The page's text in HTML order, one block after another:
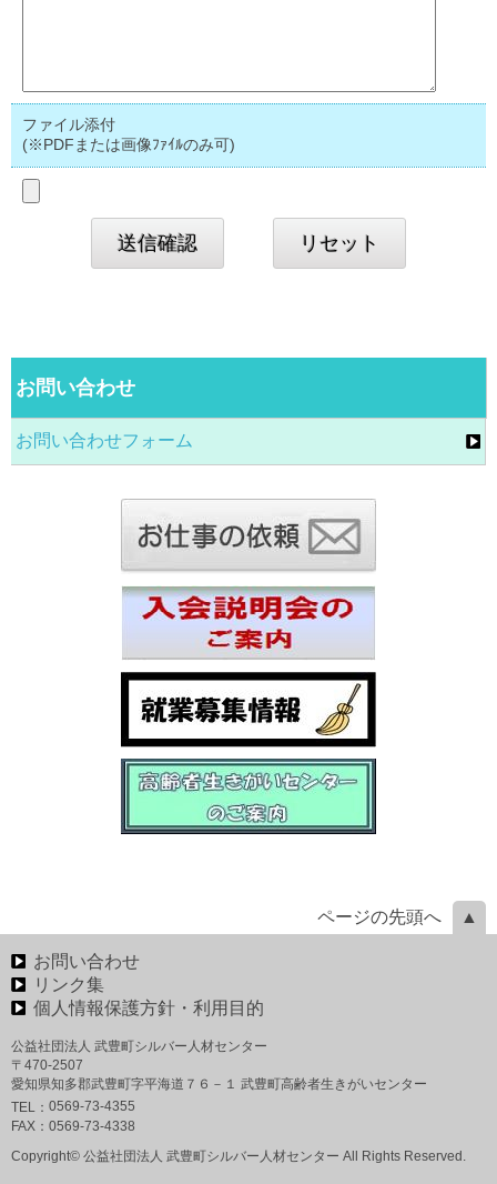
ファイル添付
(※PDFまたは画像ﾌｧｲﾙのみ可)
お問い合わせ
お問い合わせフォーム
ページの先頭へ
お問い合わせ
リンク集
個人情報保護方針・利用目的
公益社団法人 武豊町シルバー人材センター
〒470-2507
愛知県知多郡武豊町字平海道７６－１ 武豊町高齢者生きがいセンター
TEL： 0569-73-4355
FAX： 0569-73-4338
Copyright© 公益社団法人 武豊町シルバー人材センター All Rights Reserved.